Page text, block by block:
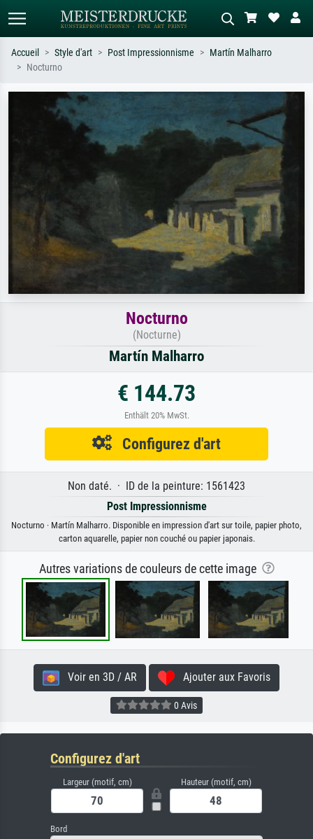
Recherchez par artiste, titre ou style –
ex. Monet, Nuit étoilée,
impressionnisme, vague de Hokusai,
Décrivez la scène – ex. prairie verte,
abstrait avec beaucoup de rouge,
tableau sombre, nu debout près d'un
arbre.
Accueil Style d'art Post Impressionnisme
Martín Malharro
Nocturno
Nocturno
(Nocturne)
Martín Malharro
€ 144.73
Enthält 20% MwSt.
Configurez d'art
Non daté. · ID de la peinture: 1561423
Post Impressionnisme
Nocturno · Martín Malharro. Disponible en impression d'art sur toile, papier photo,
carton aquarelle, papier non couché ou papier japonais.
Autres variations de couleurs de cette image
Voir en 3D / AR Ajouter aux Favoris
0 Avis
Configurez d'art
Largeur (motif, cm) Hauteur (motif, cm)
Bord